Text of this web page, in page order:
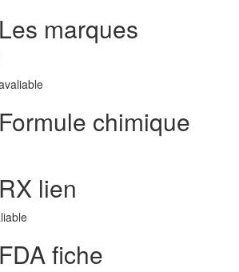
marques
chimique
lien
fiche